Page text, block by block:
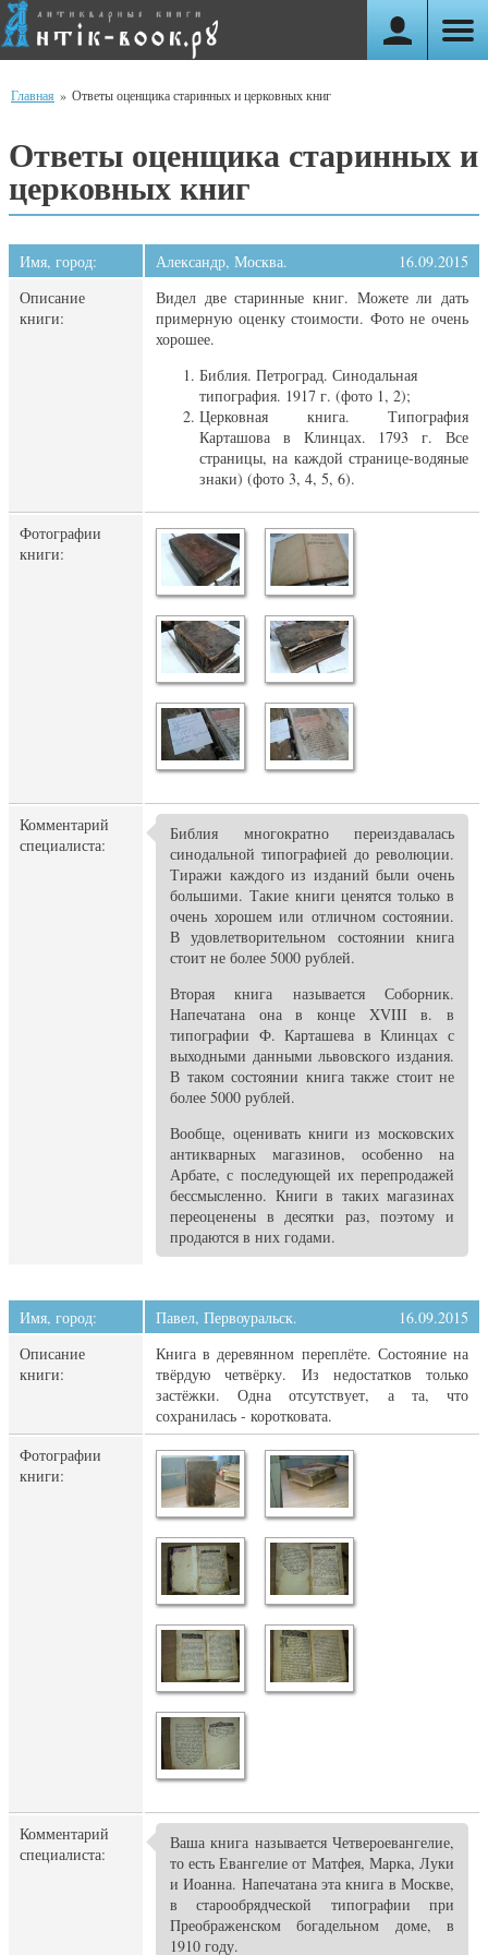
Главная » Ответы оценщика старинных и церковных книг
Ответы оценщика старинных и
церковных книг
Имя, город: Александр, Москва.
16.09.2015
Описание
книги:
Видел две старинные книг. Можете ли дать
примерную оценку стоимости. Фото не очень
хорошее.
Библия. Петроград. Синодальная
типография. 1917 г. (фото 1, 2);
Церковная книга. Типография
Карташова в Клинцах. 1793 г. Все
страницы, на каждой странице-водяные
знаки) (фото 3, 4, 5, 6).
Фотографии
книги:
Комментарий
специалиста:
Библия многократно переиздавалась
синодальной типографией до революции.
Тиражи каждого из изданий были очень
большими. Такие книги ценятся только в
очень хорошем или отличном состоянии.
В удовлетворительном состоянии книга
стоит не более 5000 рублей.
Вторая книга называется Соборник.
Напечатана она в конце XVIII в. в
типографии Ф. Карташева в Клинцах с
выходными данными львовского издания.
В таком состоянии книга также стоит не
более 5000 рублей.
Вообще, оценивать книги из московских
антикварных магазинов, особенно на
Арбате, с последующей их перепродажей
бессмысленно. Книги в таких магазинах
переоценены в десятки раз, поэтому и
продаются в них годами.
Имя, город: Павел, Первоуральск.
16.09.2015
Описание
книги:
Книга в деревянном переплёте. Состояние на
твёрдую четвёрку. Из недостатков только
застёжки. Одна отсутствует, а та, что
сохранилась - коротковата.
Фотографии
книги:
Комментарий
специалиста:
Ваша книга называется Четвероевангелие,
то есть Евангелие от Матфея, Марка, Луки
и Иоанна. Напечатана эта книга в Москве,
в старообрядческой типографии при
Преображенском богадельном доме, в
1910 году.